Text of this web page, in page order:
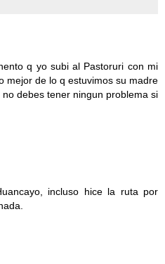
q yo subi al Pastoruri con mi
mejor de lo q estuvimos su madre
debes tener ningun problema si
incluso hice la ruta por